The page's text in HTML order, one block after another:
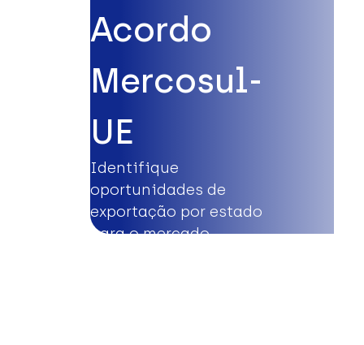
Acordo
Mercosul-
UE
Identifique
oportunidades de
exportação por estado
para o mercado